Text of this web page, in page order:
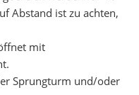
Abstand ist zu achten,
mit
Sprungturm und/oder